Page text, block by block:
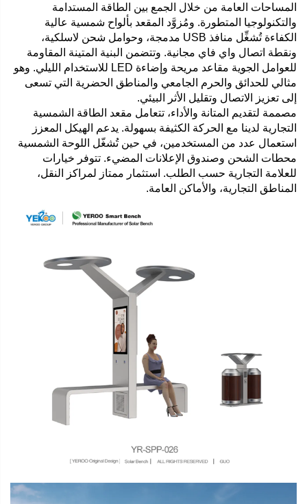
المساحات العامة من خلال الجمع بين الطاقة المستدامة
والتكنولوجيا المتطورة. ومُزوَّد المقعد بألواح شمسية عالية
الكفاءة تُشغِّل منافذ USB مدمجة، وحوامل شحن لاسلكية،
ونقطة اتصال واي فاي مجانية. وتتضمن البنية المتينة المقاومة
للعوامل الجوية مقاعد مريحة وإضاءة LED للاستخدام الليلي. وهو
مثالي للحدائق والحرم الجامعي والمناطق الحضرية التي تسعى
إلى تعزيز الاتصال وتقليل الأثر البيئي.
مصممة لتقديم المتانة والأداء، تتعامل مقعد الطاقة الشمسية
التجارية لدينا مع الحركة الكثيفة بسهولة. يدعم الهيكل المعزز
استعمال عدد من المستخدمين، في حين تُشغّل اللوحة الشمسية
محطات الشحن وصندوق الإعلانات المضيء. تتوفر خيارات
للعلامة التجارية حسب الطلب. استثمار ممتاز لمراكز النقل،
المناطق التجارية، والأماكن العامة.